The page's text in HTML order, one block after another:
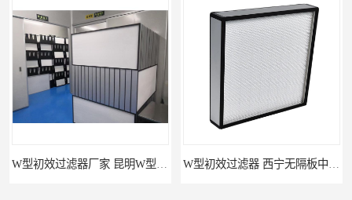
W型初效过滤器厂家 昆明W型初效过滤器厂 金泽 W型初效过滤器 西宁无隔板中效过滤器供应 金泽